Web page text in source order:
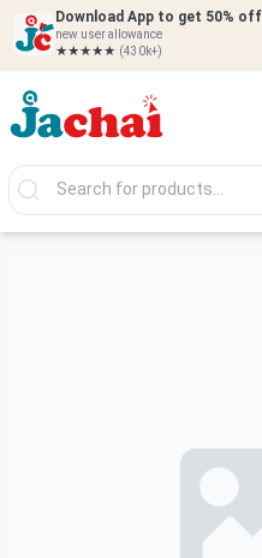
Download App to get 50% off
new user allowance
★★★★★ (430k+)